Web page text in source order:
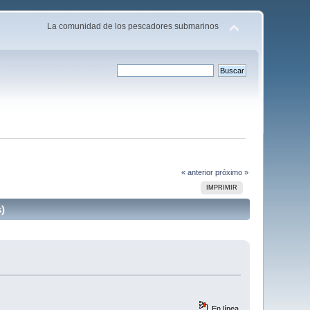
La comunidad de los pescadores submarinos
« anterior próximo »
IMPRIMIR